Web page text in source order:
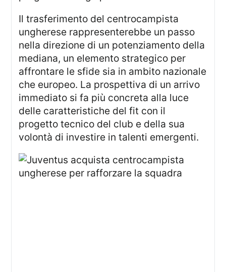
Il trasferimento del centrocampista
ungherese rappresenterebbe un passo
nella direzione di un potenziamento della
mediana, un elemento strategico per
affrontare le sfide sia in ambito nazionale
che europeo. La prospettiva di un arrivo
immediato si fa più concreta alla luce
delle caratteristiche del fit con il
progetto tecnico del club e della sua
volontà di investire in talenti emergenti.